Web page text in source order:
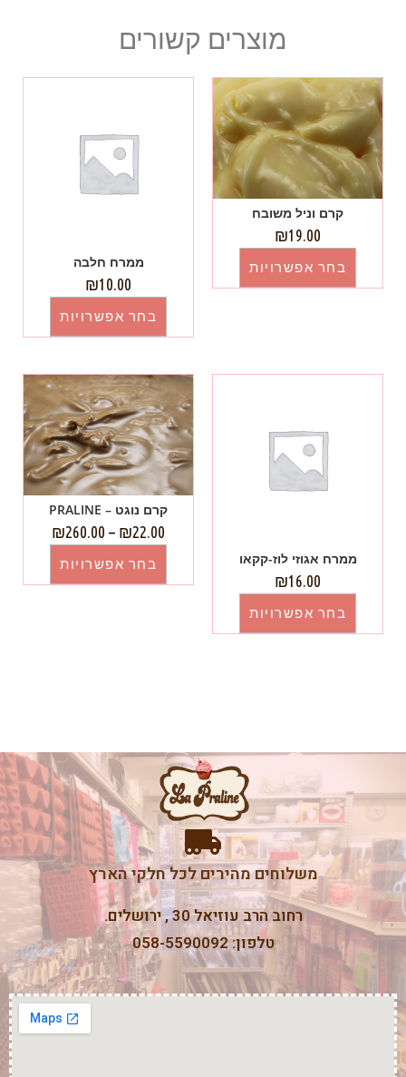
מוצרים קשורים
קרם וניל משובח
₪19.00
בחר אפשרויות ממרח חלבה
₪10.00
בחר אפשרויות
ממרח אגוזי לוז-קקאו
₪16.00
בחר אפשרויות
קרם נוגט – PRALINE
₪22.00
–
₪260.00
בחר אפשרויות
משלוחים מהירים לכל חלקי הארץ
רחוב הרב עוזיאל 30 , ירושלים.
טלפון: 058-5590092